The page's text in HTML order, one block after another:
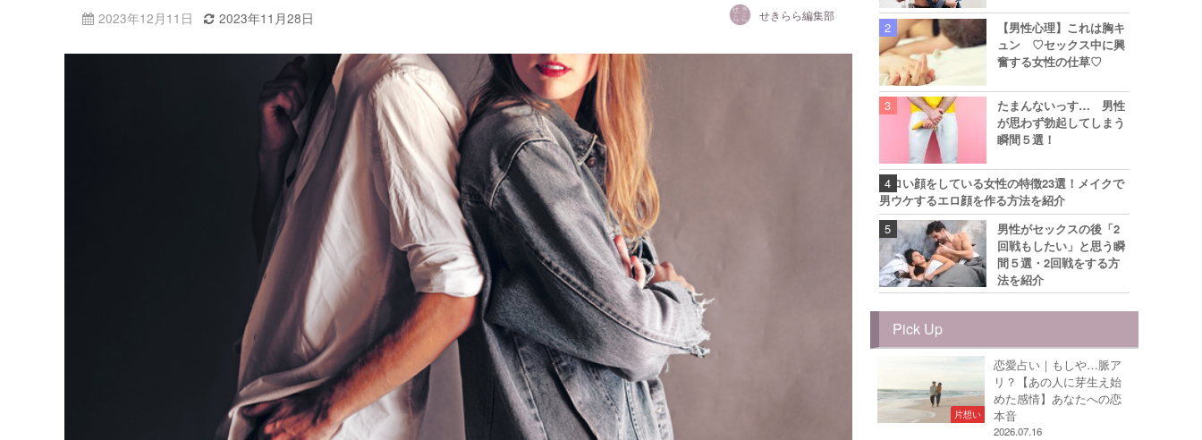
2023年12月11日 2023年11月28日 せきらら編集部
【男性心理】これは胸キ
ュン ♡セックス中に興
奮する女性の仕草♡
たまんないっす… 男性
が思わず勃起してしまう
瞬間５選！
エロい顔をしている女性の特徴23選！メイクで
男ウケするエロ顔を作る方法を紹介
男性がセックスの後「2
回戦もしたい」と思う瞬
間５選・2回戦をする方
法を紹介
Pick Up
片想い
恋愛占い｜もしや…脈ア
リ？【あの人に芽生え始
めた感情】あなたへの恋
本音
2026.07.16